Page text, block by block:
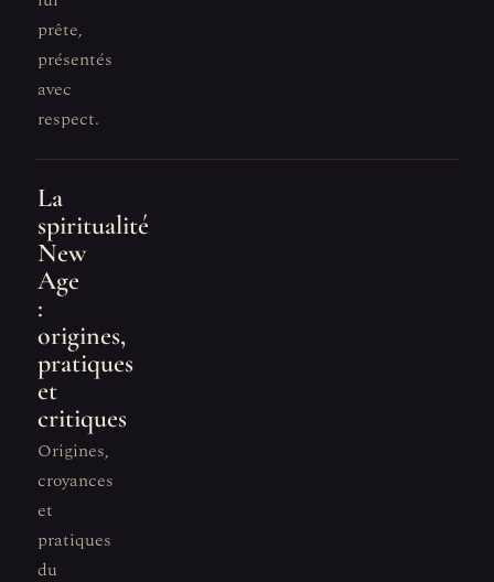
prête,
présentés
avec
respect.
La
spiritualité
New
Age
:
origines,
pratiques
et
critiques
Origines,
croyances
et
pratiques
du